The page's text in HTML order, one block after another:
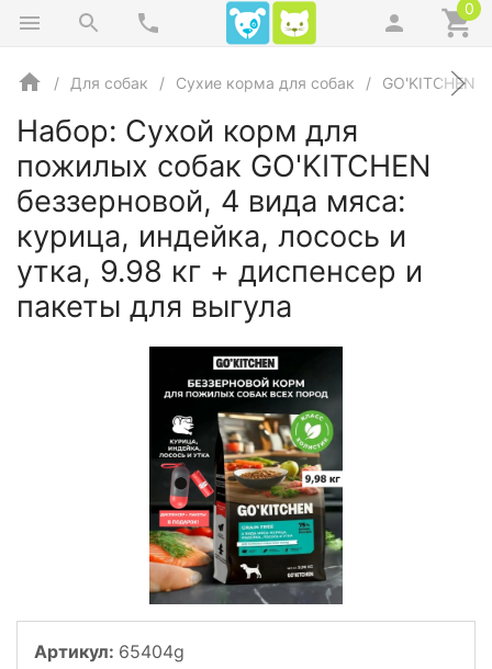
0
Для собак Сухие корма для собак GO'KITCHEN
Набор: Сухой корм для
пожилых собак GO'KITCHEN
беззерновой, 4 вида мяса:
курица, индейка, лосось и
утка, 9.98 кг + диспенсер и
пакеты для выгула
Артикул: 65404g